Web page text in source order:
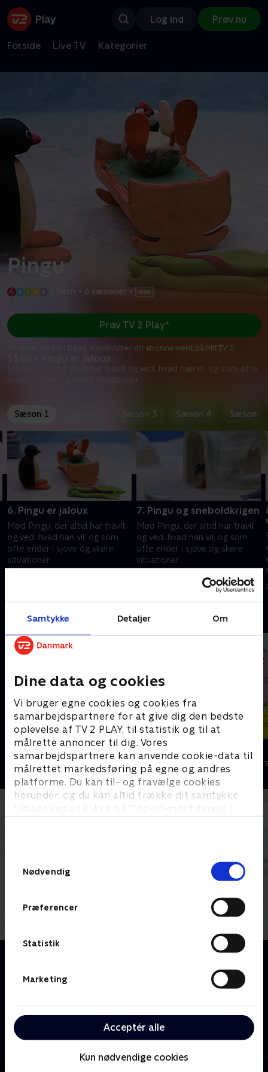
Samtykke Detaljer Om
Dine data og cookies
Vi bruger egne cookies og cookies fra
samarbejdspartnere for at give dig den bedste
oplevelse af TV 2 PLAY, til statistik og til at
målrette annoncer til dig. Vores
samarbejdspartnere kan anvende cookie-data til
målrettet markedsføring på egne og andres
platforme. Du kan til- og fravælge cookies
herunder, og du kan altid trække dit samtykke
tilbage ved at klikke på ’Cookie-indstillinger’ i
Nødvendig
Præferencer
Statistik
Marketing
Acceptér alle
Kun nødvendige cookies
Log ind Prøv nu
Forside Live TV Kategorier
Pingu
• 6 sæsoner •
S1:E6 • Pingu er jaloux
Mød Pingu, der altid har travlt og ved, hvad han vil, og som ofte
ender i sjove og skøre situationer
Prøv TV 2 Play*
*Kræver pakken Basis. Administrer dit abonnement på Mit TV 2.
Sæson 1 Sæson 3 Sæson 4 Sæson 5
6. Pingu er jaloux
Mød Pingu, der altid har travlt
og ved, hvad han vil, og som
ofte ender i sjove og skøre
situationer
7. Pingu og sneboldkrigen
Mød Pingu, der altid har travlt
og ved, hvad han vil, og som
ofte ender i sjove og skøre
situationer
13. februar 2010 • 5 min
Andre så også
Rasmus Klump
Børneserier • 3 sæsoner
Barbapapa
Børneserier • 1
Tag med på spændende eventyr sammen med Pingu
og alle hans venner, når de leger, spiller spil og
charmerende og fræk lille pingvin, som ofte havner i
nogle uheldige situationer. Men heldigvis har Pingu
nogle gode venner, en sød lillesøster, Pinga, og nogle
rare forældre, der altid er parat til at hjælpe ham, når